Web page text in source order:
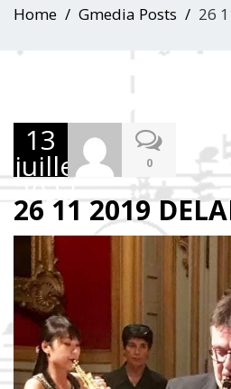
Home Gmedia Posts 26
13
juillet
2023
0
26 11 2019